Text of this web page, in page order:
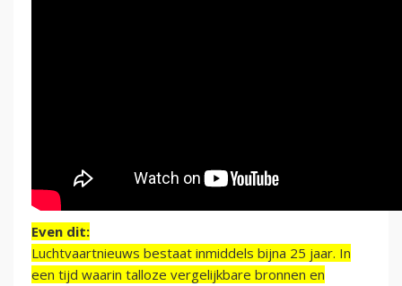
Even dit:
Luchtvaartnieuws bestaat inmiddels bijna 25 jaar. In
een tijd waarin talloze vergelijkbare bronnen en